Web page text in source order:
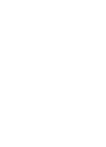
цифровое и